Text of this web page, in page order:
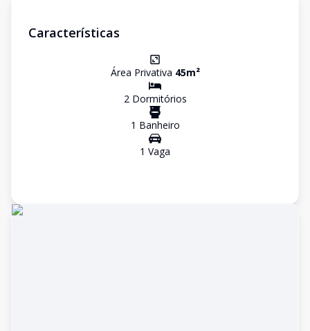
Características
Área Privativa 45m²
2Dormitórios
1 Banheiro
1 Vaga